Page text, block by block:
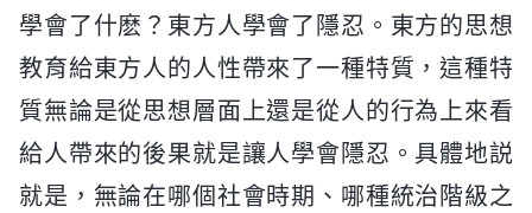
學會了什麽？東方人學會了隱忍。東方的思想
教育給東方人的人性帶來了一種特質，這種特
質無論是從思想層面上還是從人的行為上來看
給人帶來的後果就是讓人學會隱忍。具體地説
就是，無論在哪個社會時期、哪種統治階級之